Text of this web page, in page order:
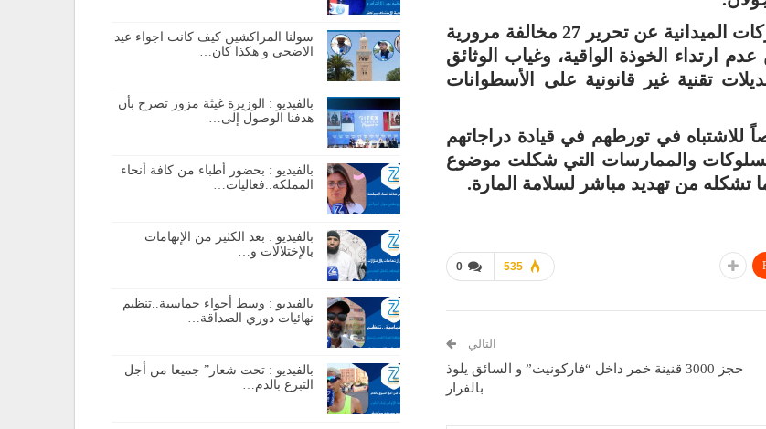
ووفقاً للمعطيات المتوفرة، فقد أسفرت هذه التحركات الميدانية عن تحرير 27 مخالفة مرورية
ارتداء الخوذة الواقية، وغياب الوثائق
تقنية غير قانونية على الأسطوانات
ذاته، أوقفت العناصر الأمنية 11 شخصاً للاشتباه في تورطهم في قيادة دراجاتهم
والممارسات التي شكلت موضوع
من تهديد مباشر لسلامة المارة.
0 535
التالي
حجز 3000 قنينة خمر داخل “فاركونيت” و السائق يلوذ
بالفرار
سولنا المراكشين كيف كانت اجواء عيد
الاضحى و هكذا كان…
بالفيديو : الوزيرة غيثة مزور تصرح بأن
هدفنا الوصول إلى…
بالفيديو : بحضور أطباء من كافة أنحاء
المملكة..فعاليات…
بالفيديو : بعد الكثير من الإتهامات
بالإختلالات و…
بالفيديو : وسط أجواء حماسية..تنظيم
نهائيات دوري الصداقة…
بالفيديو : تحت شعار” جميعا من أجل
التبرع بالدم…